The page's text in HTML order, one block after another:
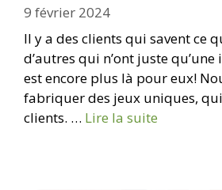
9 février 2024
Il y a des clients qui savent ce
d’autres qui n’ont juste qu’une
est encore plus là pour eux!
fabriquer des jeux uniques, qui
clients. … Lire la suite